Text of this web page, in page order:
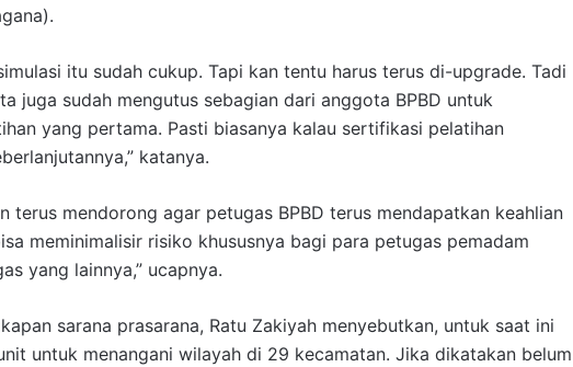
itu sudah cukup. Tapi kan tentu harus terus di-upgrade. Tadi
juga sudah mengutus sebagian dari anggota BPBD untuk
yang pertama. Pasti biasanya kalau sertifikasi pelatihan
katanya.
terus mendorong agar petugas BPBD terus mendapatkan keahlian
meminimalisir risiko khususnya bagi para petugas pemadam
yang lainnya,” ucapnya.
sarana prasarana, Ratu Zakiyah menyebutkan, untuk saat ini
untuk menangani wilayah di 29 kecamatan. Jika dikatakan belum